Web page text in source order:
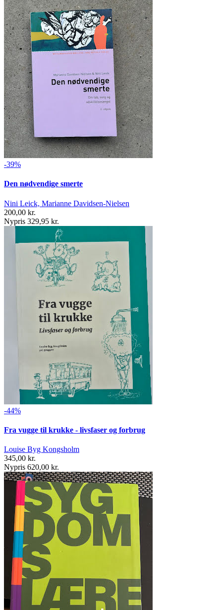
-39%
Den nødvendige smerte
Nini Leick, Marianne Davidsen-Nielsen
200,00 kr.
Nypris 329,95 kr.
-44%
Fra vugge til krukke - livsfaser og forbrug
Louise Byg Kongsholm
345,00 kr.
Nypris 620,00 kr.